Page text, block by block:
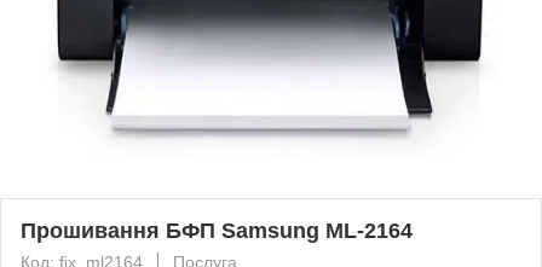
Прошивання БФП Samsung ML-2164
Код: fix_ml2164 Послуга